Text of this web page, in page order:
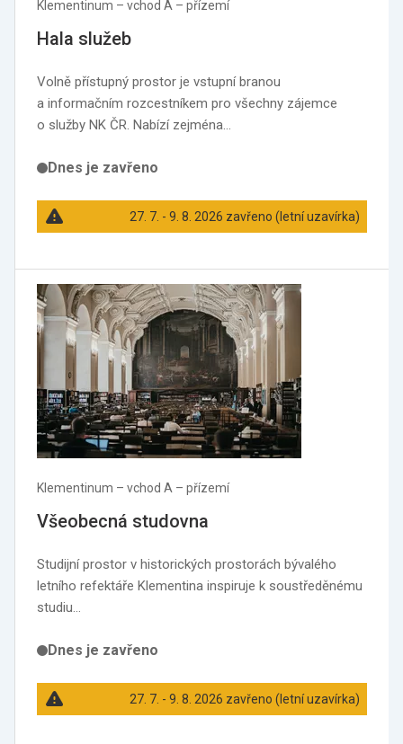
Klementinum –⁠ vchod A –⁠ přízemí
Hala služeb
Volně přístupný prostor je vstupní branou
a informačním rozcestníkem pro všechny zájemce
o služby NK ČR. Nabízí zejména…
Dnes je zavřeno
27. 7. - 9. 8. 2026 zavřeno (letní uzavírka)
Klementinum –⁠ vchod A –⁠ přízemí
Všeobecná studovna
Studijní prostor v historických prostorách bývalého
letního refektáře Klementina inspiruje k soustředěnému
studiu…
Dnes je zavřeno
27. 7. - 9. 8. 2026 zavřeno (letní uzavírka)